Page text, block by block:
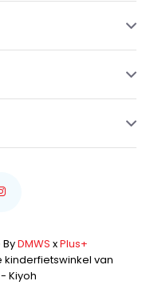
DMWS xPlus+
van
- Kiyoh